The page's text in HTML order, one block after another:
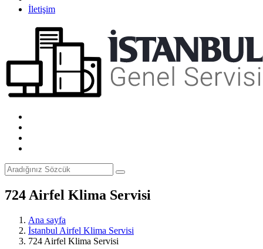
İletişim
724 Airfel Klima Servisi
Ana sayfa
İstanbul Airfel Klima Servisi
724 Airfel Klima Servisi